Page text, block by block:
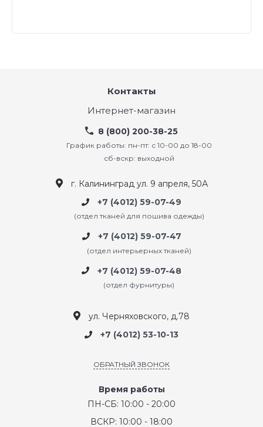
Контакты
Интернет-магазин
8 (800) 200-38-25
График работы: пн-пт: с 10-00 до 18-00
сб-вскр: выходной
г. Калининград ул. 9 апреля, 50А
+7 (4012) 59-07-49
(отдел тканей для пошива одежды)
+7 (4012) 59-07-47
(отдел интерьерных тканей)
+7 (4012) 59-07-48
(отдел фурнитуры)
ул. Черняховского, д.78
+7 (4012) 53-10-13
ОБРАТНЫЙ ЗВОНОК
Время работы
ПН-СБ: 10:00 - 20:00
ВСКР: 10:00 - 18:00